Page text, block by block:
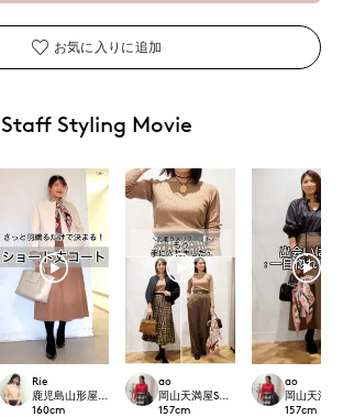
お気に入りに追加
Staff Styling Movie
Rie
鹿児島山形屋INED
160cm
ao
岡山天満屋SUPERIORCLOSET
157cm
ao
岡山天満屋
157cm